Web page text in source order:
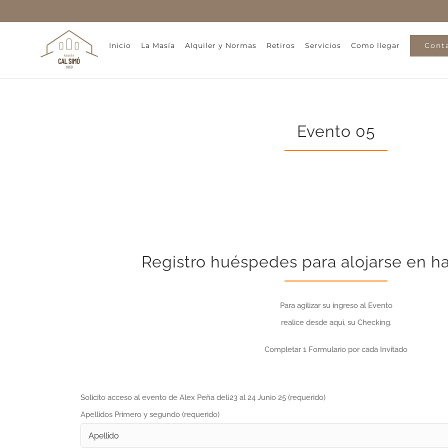
al
Inicio La Masía Alquiler y Normas Retiros Servicios Como llegar
Evento 05
Registro huéspedes para alojarse en
Para agilizar su ingreso al Evento
realice desde aquí, su Checking.
Completar 1 Formulario por cada Invitado
Solicito acceso al evento de Alex Peña del¡23 al 24 Junio 25 (requerido)
Apellidos Primero y segundo (requerido)